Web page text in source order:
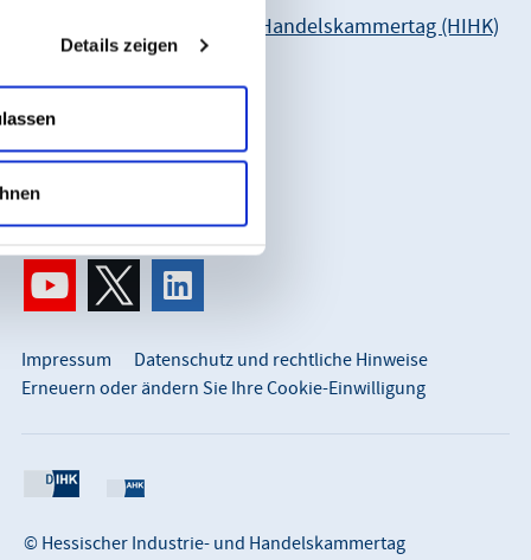
Details zeigen
Hessischer Industrie- und Handelskammertag (HIHK)
Karl-Glässing-Straße 8
65183 Wiesbaden
0611 360 115-0
© Hessischer Industrie- und Handelskammertag
Impressum
Datenschutz und rechtliche Hinweise
Erneuern oder ändern Sie Ihre Cookie-Einwilligung